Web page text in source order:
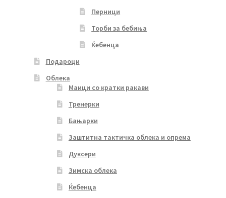
Перници
Торби за бебиња
Ќебенца
Подароци
Облека
Маици со кратки ракави
Тренерки
Бањарки
Заштитна тактичка облека и опрема
Дуксери
Зимска облека
Ќебенца